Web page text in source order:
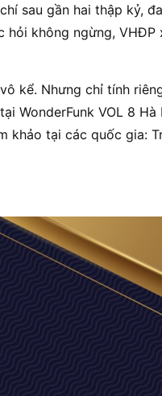
sau gần hai thập kỷ,
hỏi không ngừng,
kể. Nhưng chỉ tính
WonderFunk VOL 8 Hà
khảo tại các quốc gia: